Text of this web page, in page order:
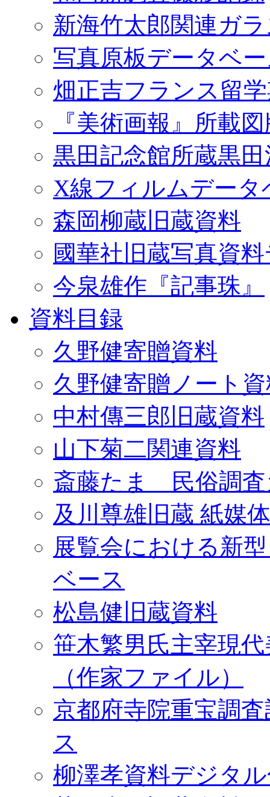
新海竹太郎関連ガ
写真原板データベ
畑正吉フランス留
『美術画報』所載
黒田記念館所蔵黒
X線フィルムデータ
森岡柳蔵旧蔵資料
國華社旧蔵写真資
今泉雄作『記事珠』
資料目録
久野健寄贈資料
久野健寄贈ノート
中村傳三郎旧蔵資料
山下菊二関連資料
斎藤たま 民俗調査
及川尊雄旧蔵 紙媒
展覧会における新
ベース
松島健旧蔵資料
笹木繁男氏主宰現
（作家ファイル）
京都府寺院重宝調
ス
柳澤孝資料デジタ